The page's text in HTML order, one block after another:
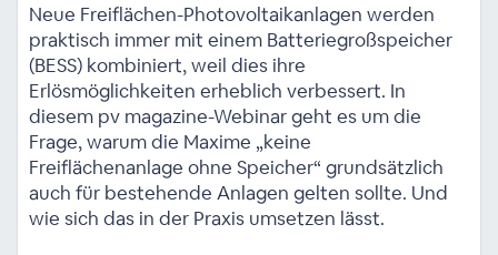
Neue Freiflächen-Photovoltaikanlagen werden
praktisch immer mit einem Batteriegroßspeicher
(BESS) kombiniert, weil dies ihre
Erlösmöglichkeiten erheblich verbessert. In
diesem pv magazine-Webinar geht es um die
Frage, warum die Maxime „keine
Freiflächenanlage ohne Speicher“ grundsätzlich
auch für bestehende Anlagen gelten sollte. Und
wie sich das in der Praxis umsetzen lässt.